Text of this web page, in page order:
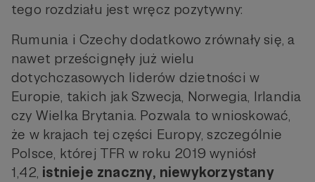
tego rozdziału jest wręcz pozytywny:
Rumunia i Czechy dodatkowo zrównały się, a
nawet prześcignęły już wielu
dotychczasowych liderów dzietności w
Europie, takich jak Szwecja, Norwegia, Irlandia
czy Wielka Brytania. Pozwala to wnioskować,
że w krajach tej części Europy, szczególnie
Polsce, której TFR w roku 2019 wyniósł
1,42, istnieje znaczny, niewykorzystany